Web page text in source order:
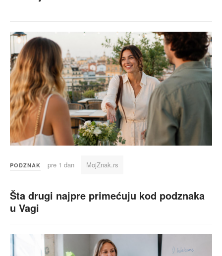
PODZNAK pre 1 dan MojZnak.rs
Šta drugi najpre primećuju kod podznaka
u Vagi